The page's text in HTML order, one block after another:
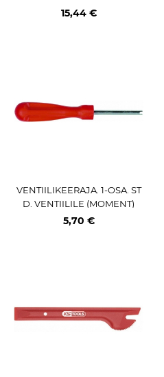
15,44 €
VENTIILIKEERAJA. 1-OSA. ST
D. VENTIILILE (MOMENT)
5,70 €